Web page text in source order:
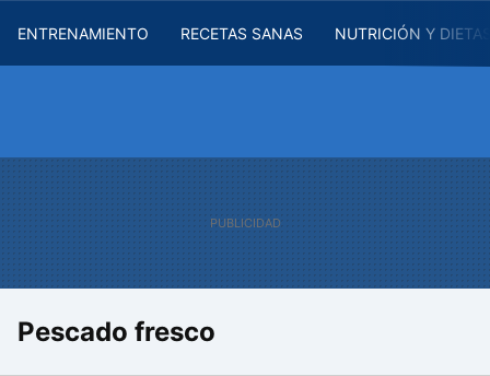
ENTRENAMIENTO RECETAS SANAS NUTRICIÓN Y
Pescado fresco